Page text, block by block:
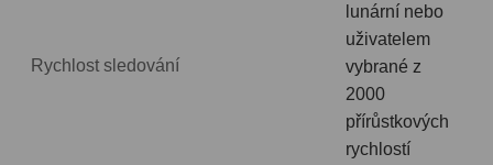
Meteostanice52
Rychlost sledování
lunární nebo
uživatelem
vybrané z
2000
přírůstkových
rychlostí